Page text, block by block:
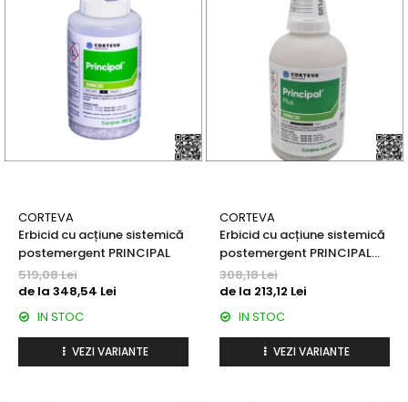
PĂTRUNJEL
Fungicide
Insecticide
Fungicide
Insecticide
Fertilizanți foliari
Dezinfectant sol
PEPENE VERDE
Fungicide
Insecticide
CORTEVA
Erbicid cu acțiune sistemică
postemergent PRINCIPAL
519,08 Lei
de la 348,54 Lei
IN STOC
VEZI VARIANTE
CORTEVA
Erbicid cu acțiune sistemică
postemergent PRINCIPAL
PLUS
308,18 Lei
de la 213,12 Lei
IN STOC
VEZI VARIANTE